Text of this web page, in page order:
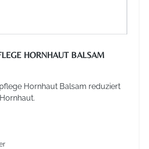
HORNHAUT BALSAM
Hornhaut Balsam reduziert